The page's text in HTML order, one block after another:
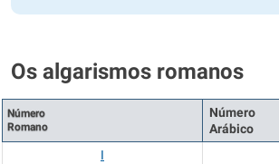
Os algarismos romanos
Número
Romano
Número
Arábico
I